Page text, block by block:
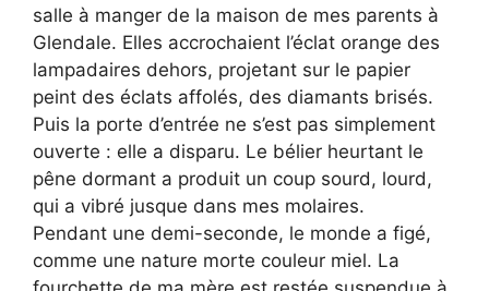
salle à manger de la maison de mes parents à
Glendale. Elles accrochaient l’éclat orange des
lampadaires dehors, projetant sur le papier
peint des éclats affolés, des diamants brisés.
Puis la porte d’entrée ne s’est pas simplement
ouverte : elle a disparu. Le bélier heurtant le
pêne dormant a produit un coup sourd, lourd,
qui a vibré jusque dans mes molaires.
Pendant une demi-seconde, le monde a figé,
comme une nature morte couleur miel. La